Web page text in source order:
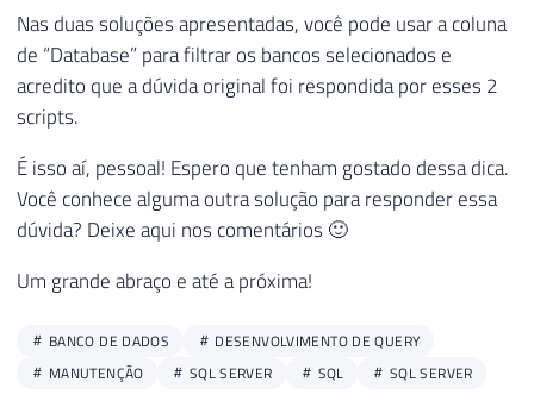
33
34
35
36
38
39
40
42
44
UPDATE #StartupDB
SET LogNumber = @Contador
WHERE LogNumber IS NULL
END
SELECT *
ORDER BY LogDate DESC
Nas duas soluções apresentadas, você pode usar a coluna
de “Database” para filtrar os bancos selecionados e
acredito que a dúvida original foi respondida por esses 2
scripts.
É isso aí, pessoal! Espero que tenham gostado dessa dica.
Você conhece alguma outra solução para responder essa
dúvida? Deixe aqui nos comentários 🙂
Um grande abraço e até a próxima!
BANCO DE DADOS
DESENVOLVIMENTO DE QUERY
MANUTENÇÃO
SQL SERVER SQL SQL SERVER